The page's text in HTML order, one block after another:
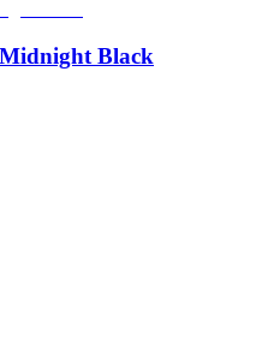
Black